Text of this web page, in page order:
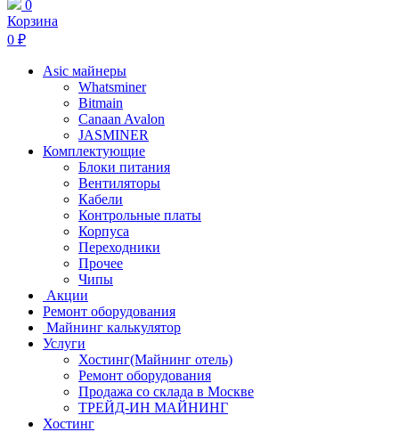
0
Корзина
0 ₽
Asic майнеры
Whatsminer
Bitmain
Canaan Avalon
JASMINER
Комплектующие
Блоки питания
Вентиляторы
Кабели
Контрольные платы
Корпуса
Переходники
Прочее
Чипы
Акции
Ремонт оборудования
Майнинг калькулятор
Услуги
Хостинг(Майнинг отель)
Ремонт оборудования
Продажа со склада в Москве
ТРЕЙД-ИН МАЙНИНГ
Хостинг